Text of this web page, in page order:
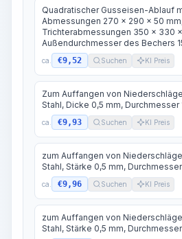
Quadratischer Gusseisen-Ablauf
Abmessungen 270 x 290 x 50
Trichterabmessungen 350 x 330
Außendurchmesser des Bechers
ca. €9,52 Suchen KI Preis
Zum Auffangen von
Stahl, Dicke 0,5 mm, Durchmesser
ca. €9,93 Suchen KI Preis
zum Auffangen von
Stahl, Stärke 0,5 mm,
ca. €9,96 Suchen KI Preis
zum Auffangen von
Stahl, Stärke 0,5 mm, Durchmesser